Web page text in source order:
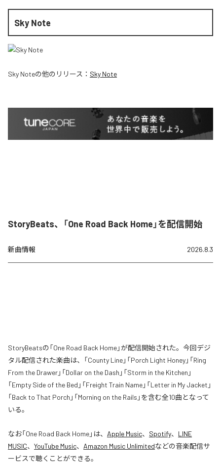
Sky Note
Sky Noteの他のリリース： Sky Note
StoryBeats、「One Road Back Home」を配信開始
新曲情報 2026.8.3
StoryBeatsの「One Road Back Home」が配信開始された。今回デジ
タル配信された楽曲は、「County Line」「Porch Light Honey」「Ring
From the Drawer」「Dollar on the Dash」「Storm in the Kitchen」
「Empty Side of the Bed」「Freight Train Name」「Letter in My Jacket」
「Back to That Porch」「Morning on the Rails」を含む全10曲となって
いる。
なお「One Road Back Home」は、 Apple Music、 Spotify、 LINE
MUSIC、 YouTube Music、 Amazon Music Unlimitedなどの音楽配信サ
ービスで聴くことができる。